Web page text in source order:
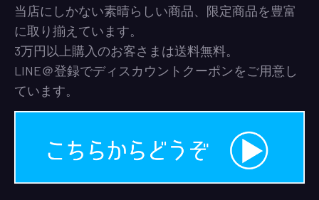
当店にしかない素晴らしい商品、限定商品を豊富
に取り揃えています。
3万円以上購入のお客さまは送料無料。
LINE＠登録でディスカウントクーポンをご用意し
ています。